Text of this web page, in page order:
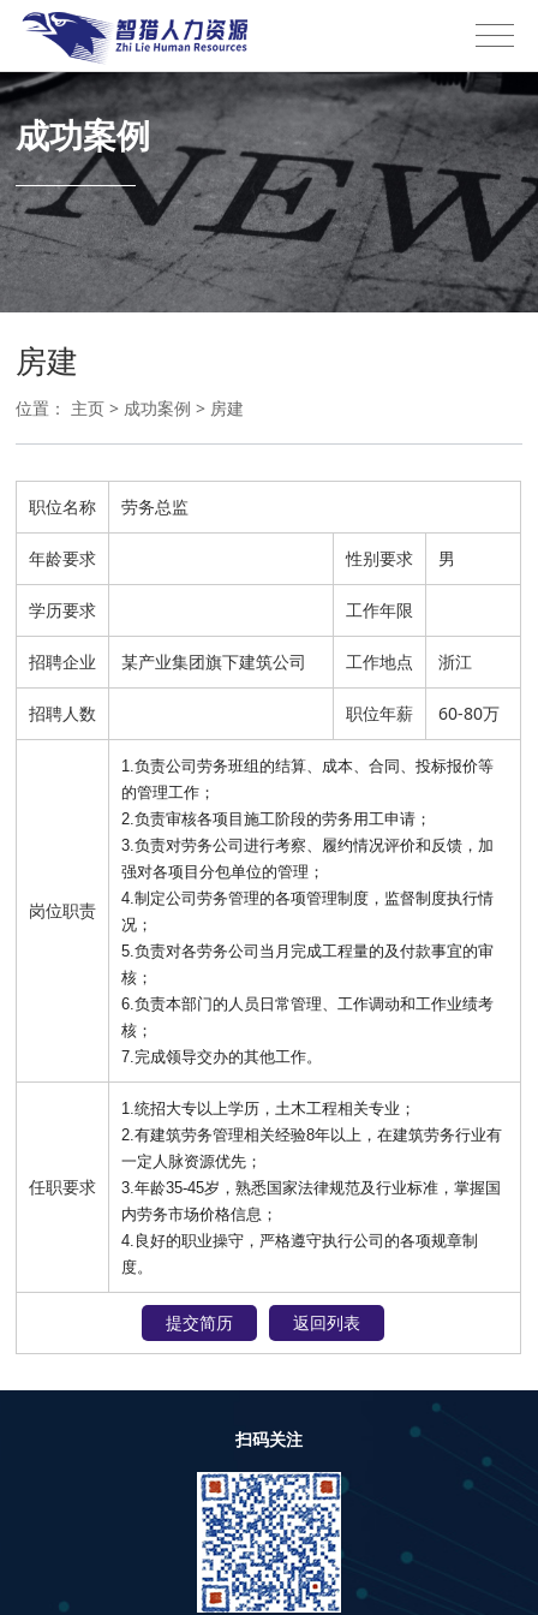
成功案例
房建
位置： 主页 > 成功案例 > 房建
职位名称 劳务总监
年龄要求 性别要求 男
学历要求 工作年限
招聘企业 某产业集团旗下建筑公司 工作地点 浙江
招聘人数 职位年薪 60-80万
岗位职责
1.负责公司劳务班组的结算、成本、合同、投标报价等
的管理工作；
2.负责审核各项目施工阶段的劳务用工申请；
3.负责对劳务公司进行考察、履约情况评价和反馈，加
强对各项目分包单位的管理；
4.制定公司劳务管理的各项管理制度，监督制度执行情
况；
5.负责对各劳务公司当月完成工程量的及付款事宜的审
核；
6.负责本部门的人员日常管理、工作调动和工作业绩考
核；
7.完成领导交办的其他工作。
任职要求
1.统招大专以上学历，土木工程相关专业；
2.有建筑劳务管理相关经验8年以上，在建筑劳务行业有
一定人脉资源优先；
3.年龄35-45岁，熟悉国家法律规范及行业标准，掌握国
内劳务市场价格信息；
4.良好的职业操守，严格遵守执行公司的各项规章制
度。
提交简历 返回列表
扫码关注